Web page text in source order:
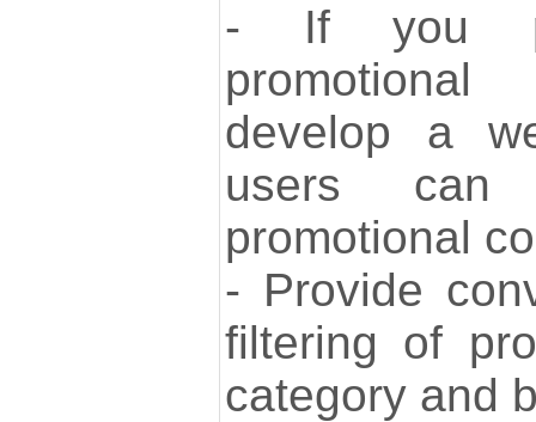
- If you
develop a
users
promotional
- Provide
filtering of
category and